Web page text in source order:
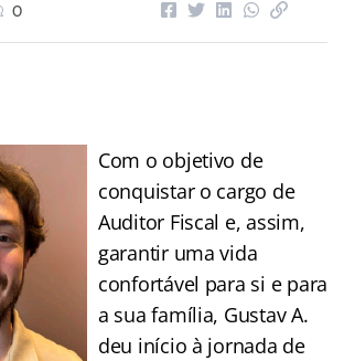
0
Com o objetivo de
conquistar o cargo de
Auditor Fiscal e, assim,
garantir uma vida
confortável para si e para
a sua família, Gustav A.
deu início à jornada de